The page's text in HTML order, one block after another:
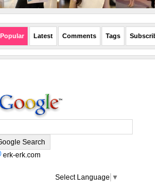
Popular Latest Comments Tags
erk-erk.com
Select Language ▼